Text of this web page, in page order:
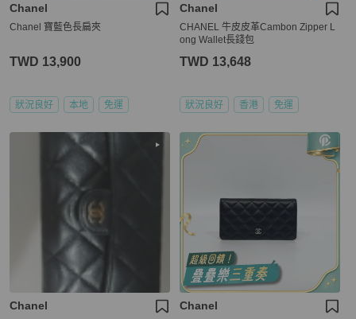
Chanel
Chanel 寶藍色長扁夾
TWD 13,900
狀況良好 本地 免運
Chanel
CHANEL 牛皮皮革Cambon Zipper L
ong Wallet長錢包
TWD 13,648
狀況良好 香港 免運
Chanel Chanel